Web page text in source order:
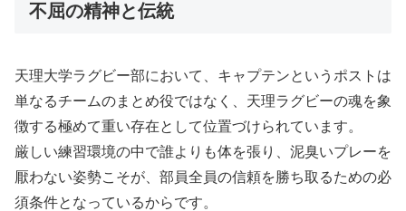
不屈の精神と伝統
天理大学ラグビー部において、キャプテンというポストは
単なるチームのまとめ役ではなく、天理ラグビーの魂を象
徴する極めて重い存在として位置づけられています。
厳しい練習環境の中で誰よりも体を張り、泥臭いプレーを
厭わない姿勢こそが、部員全員の信頼を勝ち取るための必
須条件となっているからです。